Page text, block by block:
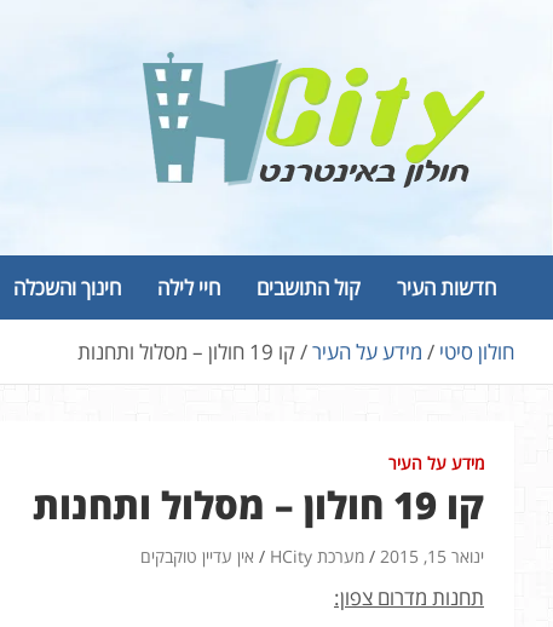
חדשות העיר קול התושבים חיי לילה חינוך והשכלה
חולון סיטי מידע על העיר קו 19 חולון – מסלול ותחנות
מידע על העיר
קו 19 חולון – מסלול ותחנות
ינואר 15, 2015 מערכת HCity אין עדיין טוקבקים
תחנות מדרום צפון: